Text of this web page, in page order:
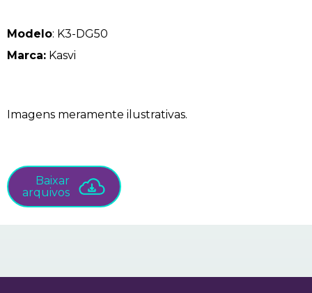
Modelo: K3-DG50
Marca: Kasvi
Imagens meramente ilustrativas.
Baixar
arquivos